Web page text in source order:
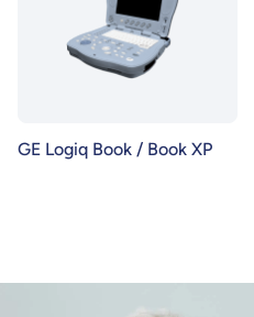
GE Logiq Book / Book XP